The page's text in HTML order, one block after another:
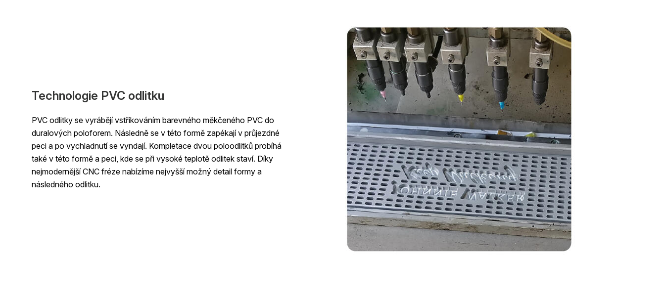
Technologie PVC odlitku
PVC odlitky se vyrábějí vstřikováním barevného měkčeného PVC do
duralových poloforem. Následně se v této formě zapékají v průjezdné
peci a po vychladnutí se vyndají. Kompletace dvou poloodlitků probíhá
také v této formě a peci, kde se při vysoké teplotě odlitek staví. Díky
nejmodernější CNC fréze nabízíme nejvyšší možný detail formy a
následného odlitku.